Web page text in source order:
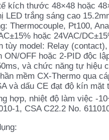
kích thước 48×48 hoặc
LED trắng sáng cao
Thermocouple, Pt100,
hoặc 24VAC/
tùy model: Relay
ON/OFF hoặc 2-PID độc
và chức năng tự hiệu
mềm CX-Thermo qua
và dấu CE đạt độ kín mặt
hợp, nhiệt độ làm việc -
1, CSA C22.2 No.